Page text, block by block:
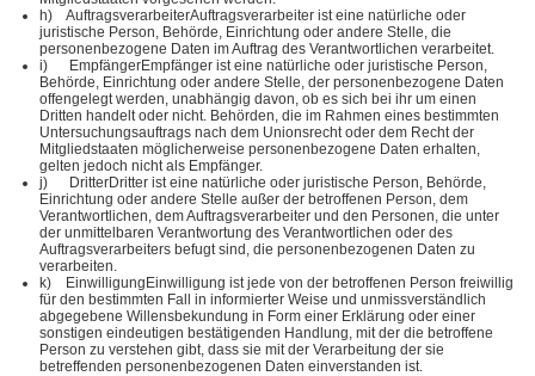
h) AuftragsverarbeiterAuftragsverarbeiter ist eine natürliche oder
juristische Person, Behörde, Einrichtung oder andere Stelle, die
personenbezogene Daten im Auftrag des Verantwortlichen verarbeitet.
i) EmpfängerEmpfänger ist eine natürliche oder juristische Person,
Behörde, Einrichtung oder andere Stelle, der personenbezogene Daten
offengelegt werden, unabhängig davon, ob es sich bei ihr um einen
Dritten handelt oder nicht. Behörden, die im Rahmen eines bestimmten
Untersuchungsauftrags nach dem Unionsrecht oder dem Recht der
Mitgliedstaaten möglicherweise personenbezogene Daten erhalten,
gelten jedoch nicht als Empfänger.
j) DritterDritter ist eine natürliche oder juristische Person, Behörde,
Einrichtung oder andere Stelle außer der betroffenen Person, dem
Verantwortlichen, dem Auftragsverarbeiter und den Personen, die unter
der unmittelbaren Verantwortung des Verantwortlichen oder des
Auftragsverarbeiters befugt sind, die personenbezogenen Daten zu
verarbeiten.
k) EinwilligungEinwilligung ist jede von der betroffenen Person freiwillig
für den bestimmten Fall in informierter Weise und unmissverständlich
abgegebene Willensbekundung in Form einer Erklärung oder einer
sonstigen eindeutigen bestätigenden Handlung, mit der die betroffene
Person zu verstehen gibt, dass sie mit der Verarbeitung der sie
betreffenden personenbezogenen Daten einverstanden ist.